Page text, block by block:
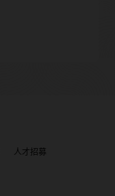
人才招募